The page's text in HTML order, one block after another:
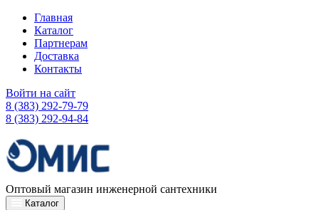
Главная
Каталог
Партнерам
Доставка
Контакты
Войти на сайт
8 (383) 292-79-79
8 (383) 292-94-84
Оптовый магазин инженерной сантехники
Каталог